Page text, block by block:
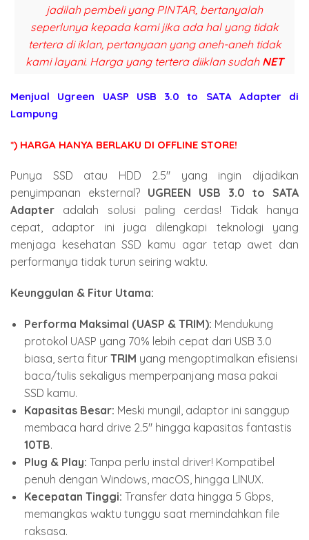
jadilah pembeli yang PINTAR, bertanyalah
seperlunya kepada kami jika ada hal yang tidak
tertera di iklan, pertanyaan yang aneh-aneh tidak
kami layani. Harga yang tertera diiklan sudah NET
Menjual Ugreen UASP USB 3.0 to SATA Adapter di
Lampung
*) HARGA HANYA BERLAKU DI OFFLINE STORE!
Punya SSD atau HDD 2.5" yang ingin dijadikan
penyimpanan eksternal? UGREEN USB 3.0 to SATA
Adapter adalah solusi paling cerdas! Tidak hanya
cepat, adaptor ini juga dilengkapi teknologi yang
menjaga kesehatan SSD kamu agar tetap awet dan
performanya tidak turun seiring waktu.
Keunggulan & Fitur Utama:
Performa Maksimal (UASP & TRIM): Mendukung
protokol UASP yang 70% lebih cepat dari USB 3.0
biasa, serta fitur TRIM yang mengoptimalkan efisiensi
baca/tulis sekaligus memperpanjang masa pakai
SSD kamu.
Kapasitas Besar: Meski mungil, adaptor ini sanggup
membaca hard drive 2.5" hingga kapasitas fantastis
10TB.
Plug & Play: Tanpa perlu instal driver! Kompatibel
penuh dengan Windows, macOS, hingga LINUX.
Kecepatan Tinggi: Transfer data hingga 5 Gbps,
memangkas waktu tunggu saat memindahkan file
raksasa.